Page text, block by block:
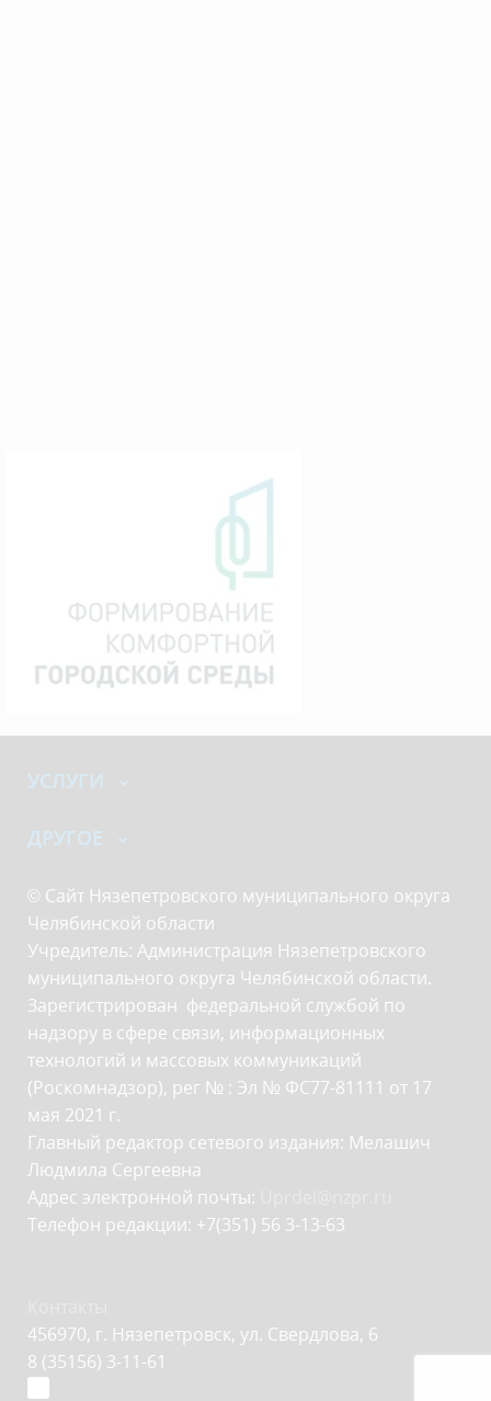
УСЛУГИ
ДРУГОЕ
© Сайт Нязепетровского муниципального округа
Челябинской области
Учредитель: Администрация Нязепетровского
муниципального округа Челябинской области.
Зарегистрирован федеральной службой по
надзору в сфере связи, информационных
технологий и массовых коммуникаций
(Роскомнадзор), рег № : Эл № ФС77-81111 от 17
мая 2021 г.
Главный редактор сетевого издания: Мелашич
Людмила Сергеевна
Адрес электронной почты:
Телефон редакции: +7(351) 56 3-13-63
456970, г. Нязепетровск, ул. Свердлова, 6
8 (35156) 3-11-61